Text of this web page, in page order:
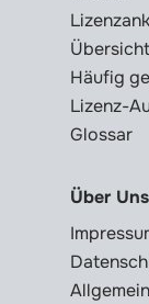
Häufig
Lizenz-
Glossar
Über Uns